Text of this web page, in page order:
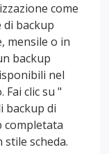
come
backup
mensile o in
backup
nel
Fai clic su "
backup di
completata
scheda.